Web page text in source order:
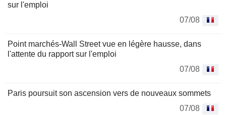
sur l'emploi
07/08
Point marchés-Wall Street vue en légère hausse, dans
l'attente du rapport sur l'emploi
07/08
Paris poursuit son ascension vers de nouveaux sommets
07/08